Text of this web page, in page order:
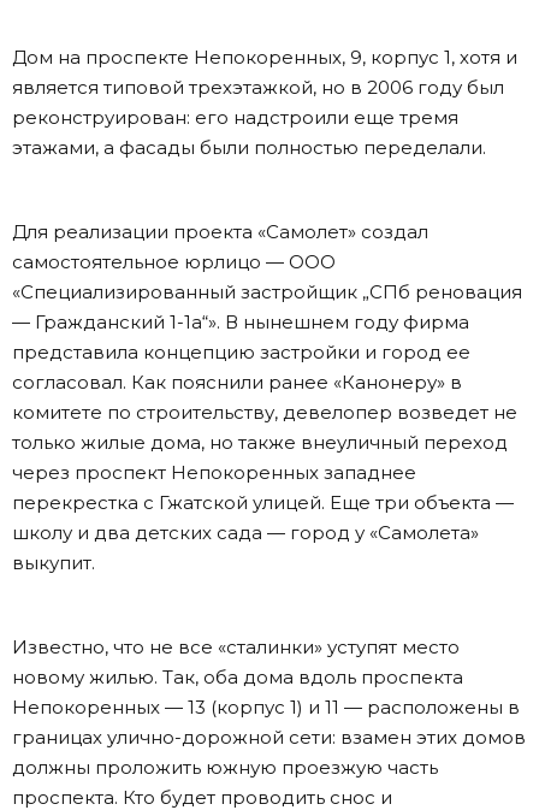
Дом на проспекте Непокоренных, 9, корпус 1, хотя и
является типовой трехэтажкой, но в 2006 году был
реконструирован: его надстроили еще тремя
этажами, а фасады были полностью переделали.
Для реализации проекта «Самолет» создал
самостоятельное юрлицо — ООО
«Специализированный застройщик „СПб реновация
— Гражданский 1-1а“». В нынешнем году фирма
представила концепцию застройки и город ее
согласовал. Как пояснили ранее «Канонеру» в
комитете по строительству, девелопер возведет не
только жилые дома, но также внеуличный переход
через проспект Непокоренных западнее
перекрестка с Гжатской улицей. Еще три объекта —
школу и два детских сада — город у «Самолета»
выкупит.
Известно, что не все «сталинки» уступят место
новому жилью. Так, оба дома вдоль проспекта
Непокоренных — 13 (корпус 1) и 11 — расположены в
границах улично-дорожной сети: взамен этих домов
должны проложить южную проезжую часть
проспекта. Кто будет проводить снос и